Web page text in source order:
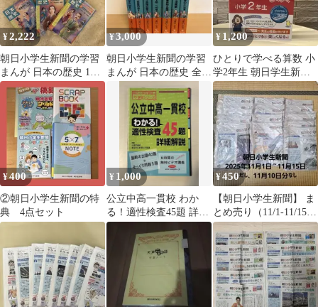
¥2,222
朝日小学生新聞の学習
まんが 日本の歴史 1〜7
巻セット
¥3,000
朝日小学生新聞の学習
まんが 日本の歴史 全7
巻セット
¥ 1,200
ひとりで学べる算数 小
学2年生 朝日学生新聞
社
¥400
②朝日小学生新聞の特
典 4点セット
¥ 1,000
公立中高一貫校 わか
る！適性検査45題 詳細
解説
¥450
【朝日小学生新聞】 ま
とめ売り（11/1-11/15）
※11/10なし